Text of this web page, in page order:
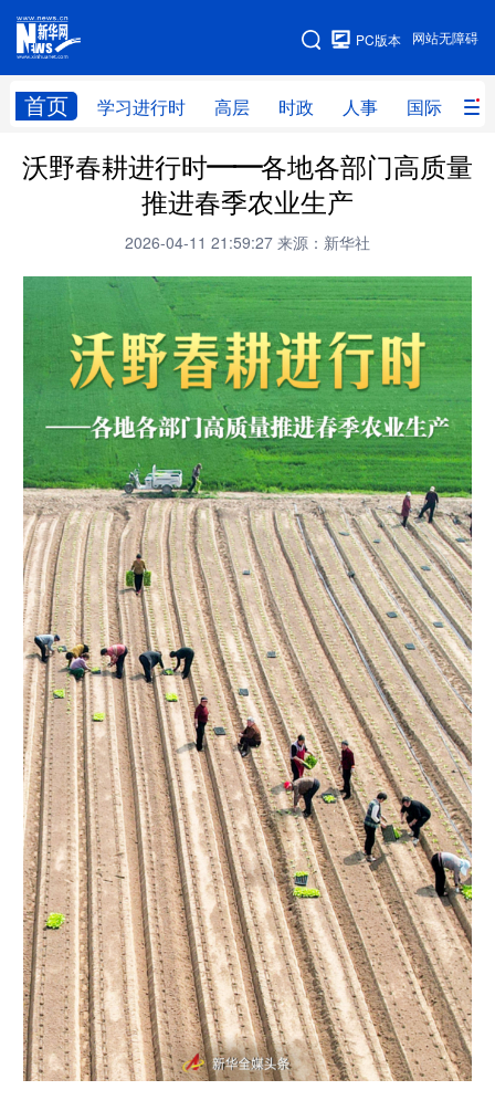
网站无障碍
PC版本
首页 学习进行时 高层 时政 人事 国际 财
网站地图
学习进行时 高层 时政 人事
财经 网评
科创 量子 体育
文化 书画 健康 军事
图片 政务
法律 中央文件 金融 汽车
食品 人居 信息化 数字经济
学术中国 乡村振兴 银龄 溯源中国
城市 旅游 能源 会展
彩票 娱乐 时尚 悦读
公益 一带一路 亚太网 上市公司
文化产业
地方频道
北京 天津 河北 山西
辽宁 吉林 上海 江苏
浙江 安徽 福建 江西
山东 河南 湖北 湖南
广东 广西 海南 重庆
沃野春耕进行时——各地各部门高质量
推进春季农业生产
2026-04-11 21:59:27 来源：新华社